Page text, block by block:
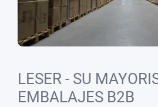
LESER - SU
EMBALAJES B2B